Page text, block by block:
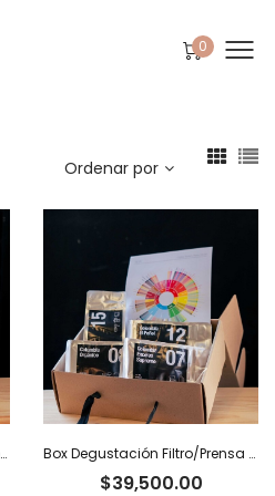
0
Ordenar por
Box Degustación Espresso/Moka – 400 g Box Degustación Filtro/Prensa – 400 g
$39,500.00